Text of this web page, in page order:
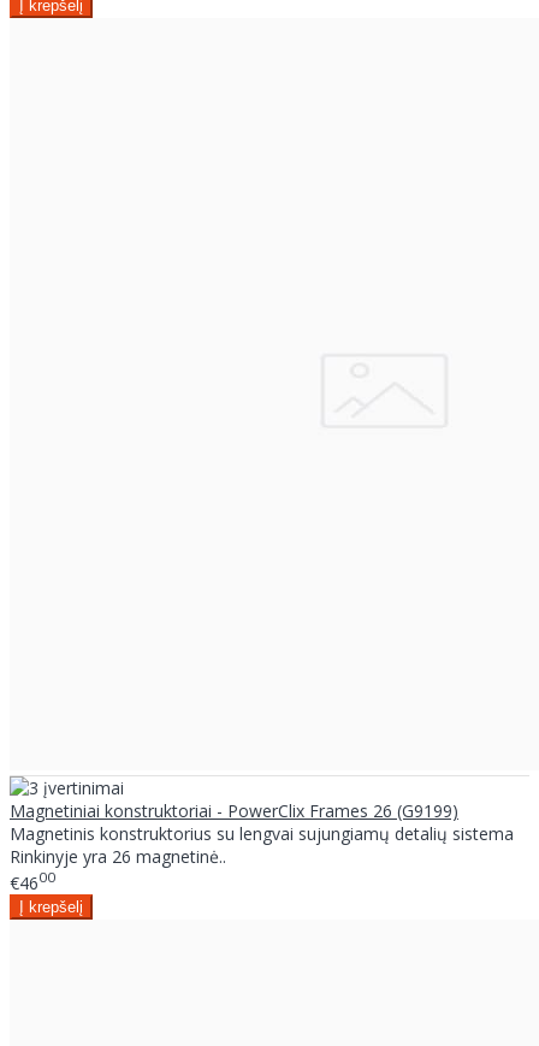
Magnetiniai konstruktoriai - PowerClix Frames 26 (G9199)
Magnetinis konstruktorius su lengvai sujungiamų detalių sistema
Rinkinyje yra 26 magnetinė..
€4600